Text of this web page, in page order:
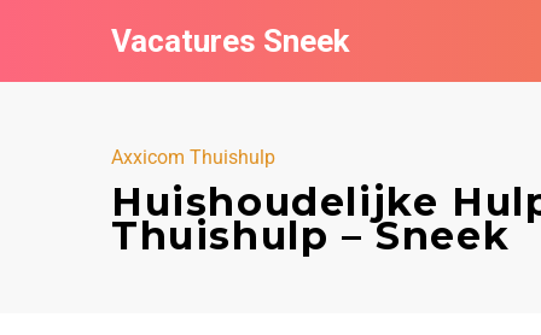
Vacatures Sneek
Axxicom Thuishulp
Huishoudelijke
Thuishulp – Sneek